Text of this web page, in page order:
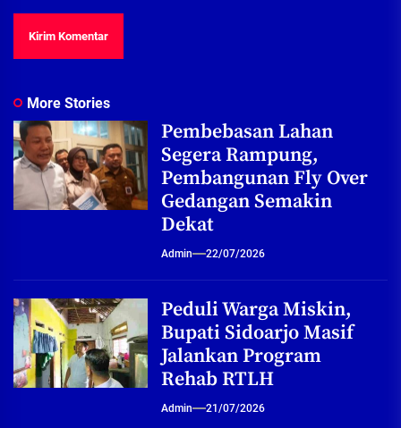
More Stories
Pembebasan Lahan
Segera Rampung,
Pembangunan Fly Over
Gedangan Semakin
Dekat
Admin 22/07/2026
Peduli Warga Miskin,
Bupati Sidoarjo Masif
Jalankan Program
Rehab RTLH
Admin 21/07/2026